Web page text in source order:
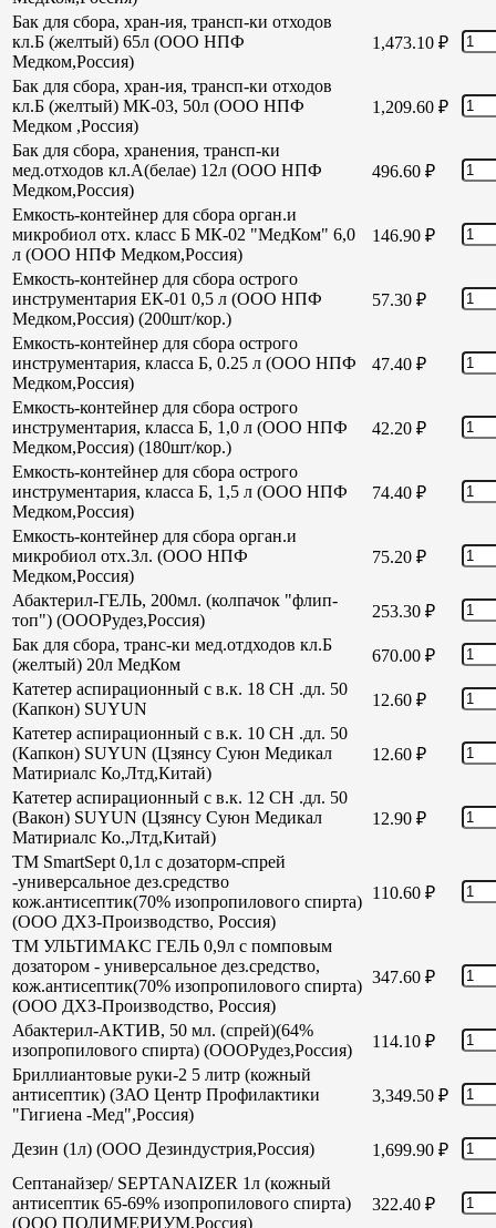
Бак для сбора, хран-ия, трансп-ки отходов
кл.Б (желтый) 65л (ООО НПФ
Медком,Россия)
1,473.10 ₽
Бак для сбора, хран-ия, трансп-ки отходов
кл.Б (желтый) МК-03, 50л (ООО НПФ
Медком ,Россия)
1,209.60 ₽
Бак для сбора, хранения, трансп-ки
мед.отходов кл.А(белае) 12л (ООО НПФ
Медком,Россия)
496.60 ₽
Емкость-контейнер для сбора орган.и
микробиол отх. класс Б МК-02 "МедКом" 6,0
л (ООО НПФ Медком,Россия)
146.90 ₽
Емкость-контейнер для сбора острого
инструментария ЕК-01 0,5 л (ООО НПФ
Медком,Россия) (200шт/кор.)
57.30 ₽
Емкость-контейнер для сбора острого
инструментария, класса Б, 0.25 л (ООО НПФ
Медком,Россия)
47.40 ₽
Емкость-контейнер для сбора острого
инструментария, класса Б, 1,0 л (ООО НПФ
Медком,Россия) (180шт/кор.)
42.20 ₽
Емкость-контейнер для сбора острого
инструментария, класса Б, 1,5 л (ООО НПФ
Медком,Россия)
74.40 ₽
Емкость-контейнер для сбора орган.и
микробиол отх.3л. (ООО НПФ
Медком,Россия)
75.20 ₽
Абактерил-ГЕЛЬ, 200мл. (колпачок "флип-
топ") (ОООРудез,Россия)
253.30 ₽
Бак для сбора, транс-ки мед.отдходов кл.Б
(желтый) 20л МедКом
670.00 ₽
Катетер аспирационный с в.к. 18 СН .дл. 50
(Капкон) SUYUN
12.60 ₽
Катетер аспирационный с в.к. 10 СН .дл. 50
(Капкон) SUYUN (Цзянсу Суюн Медикал
Матириалс Ко,Лтд,Китай)
12.60 ₽
Катетер аспирационный с в.к. 12 СН .дл. 50
(Вакон) SUYUN (Цзянсу Суюн Медикал
Матириалс Ко.,Лтд,Китай)
12.90 ₽
TM SmartSept 0,1л с дозаторм-спрей
-универсальное дез.средство
кож.антисептик(70% изопропилового спирта)
(ООО ДХЗ-Производство, Россия)
110.60 ₽
TM УЛЬТИМАКС ГЕЛЬ 0,9л с помповым
дозатором - универсальное дез.средство,
кож.антисептик(70% изопропилового спирта)
(ООО ДХЗ-Производство, Россия)
347.60 ₽
Абактерил-АКТИВ, 50 мл. (спрей)(64%
изопропилового спирта) (ОООРудез,Россия)
114.10 ₽
Бриллиантовые руки-2 5 литр (кожный
антисептик) (ЗАО Центр Профилактики
"Гигиена -Мед",Россия)
3,349.50 ₽
Дезин (1л) (ООО Дезиндустрия,Россия) 1,699.90 ₽
Септанайзер/ SEPTANAIZER 1л (кожный
антисептик 65-69% изопропилового спирта)
(ООО ПОЛИМЕРИУМ,Россия)
322.40 ₽